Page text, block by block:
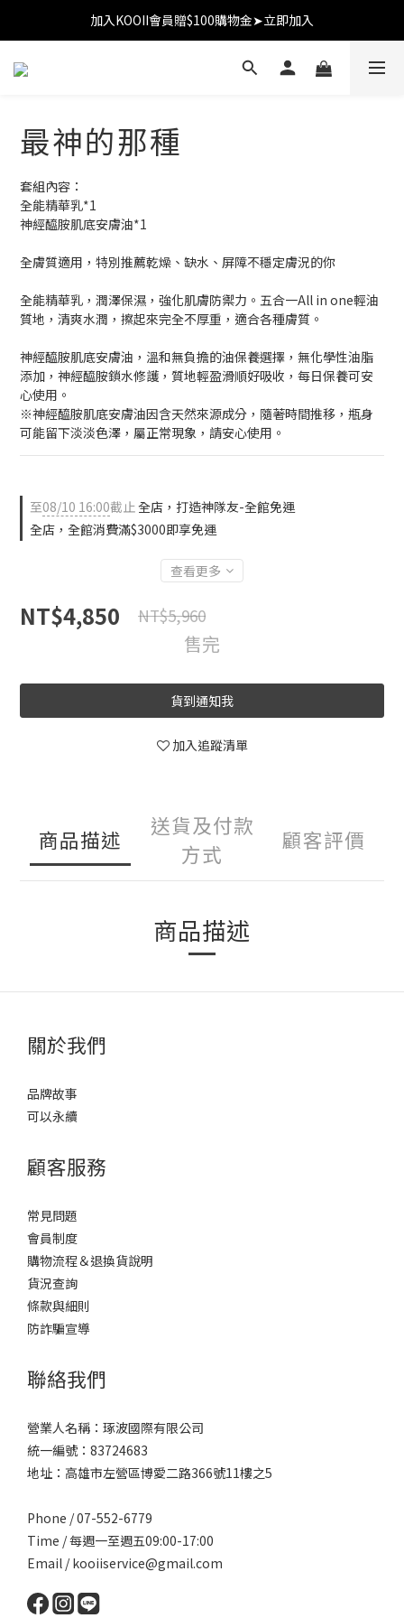
加入KOOII會員贈$100購物金➤立即加入
加入KOOII會員贈$100購物金➤立即加入
全館$3,000免運
最神的那種
套組內容：
全能精華乳*1
神經醯胺肌底安膚油*1
全膚質適用，特別推薦乾燥、缺水、屏障不穩定膚況的你
全能精華乳，潤澤保濕，強化肌膚防禦力。五合一All in one輕油
質地，清爽水潤，擦起來完全不厚重，適合各種膚質。
神經醯胺肌底安膚油，溫和無負擔的油保養選擇，無化學性油脂
添加，神經醯胺鎖水修護，質地輕盈滑順好吸收，每日保養可安
心使用。
※神經醯胺肌底安膚油因含天然來源成分，隨著時間推移，瓶身
可能留下淡淡色澤，屬正常現象，請安心使用。
至08/10 16:00截止全店，打造神隊友-全館免運
全店，全館消費滿$3000即享免運
查看更多
NT$4,850 NT$5,960
售完
貨到通知我
加入追蹤清單
商品描述
送貨及付款
方式
顧客評價
商品描述
關於我們
品牌故事
可以永續
顧客服務
常見問題
會員制度
購物流程＆退換貨說明
貨況查詢
條款與細則
防詐騙宣導
聯絡我們
營業人名稱：琢波國際有限公司
統一編號：83724683
地址：高雄市左營區博愛二路366號11樓之5
Phone / 07-552-6779
Time / 每週一至週五09:00-17:00
Email /kooiiservice@gmail.com